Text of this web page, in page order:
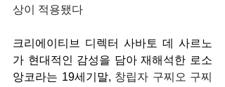
상이 적용됐다
크리에이티브 디렉터 사바토 데 사르노
가 현대적인 감성을 담아 재해석한 로소
앙코라는 19세기말, 창립자 구찌오 구찌